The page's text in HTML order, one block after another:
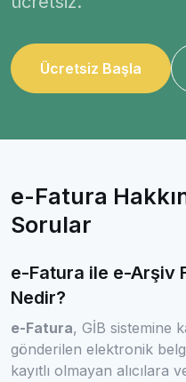
Ücretsiz Başla
e-Fatura
Sorular
e-Fatura ile e-Arşiv
Nedir?
e-Fatura, GİB sistemine
gönderilen elektronik
kayıtlı olmayan alıcılara